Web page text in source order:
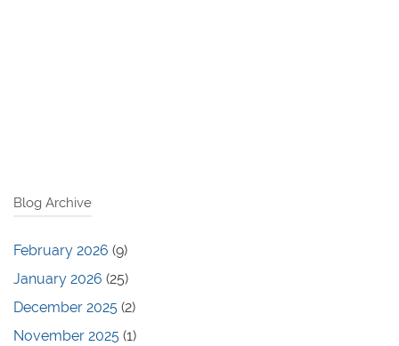
Blog Archive
February 2026 (9)
January 2026 (25)
December 2025 (2)
November 2025 (1)